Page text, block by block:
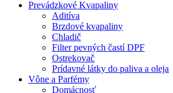
Prevádzkové Kvapaliny
Aditíva
Brzdové kvapaliny
Chladič
Filter pevných častí DPF
Ostrekovač
Prídavné látky do paliva a oleja
Vône a Parfémy
Domácnosť